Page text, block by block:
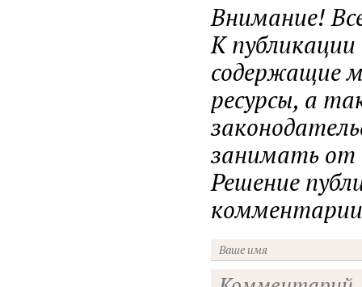
Внимание!
К
содержащие
ресурсы, а
занимать от
Решение